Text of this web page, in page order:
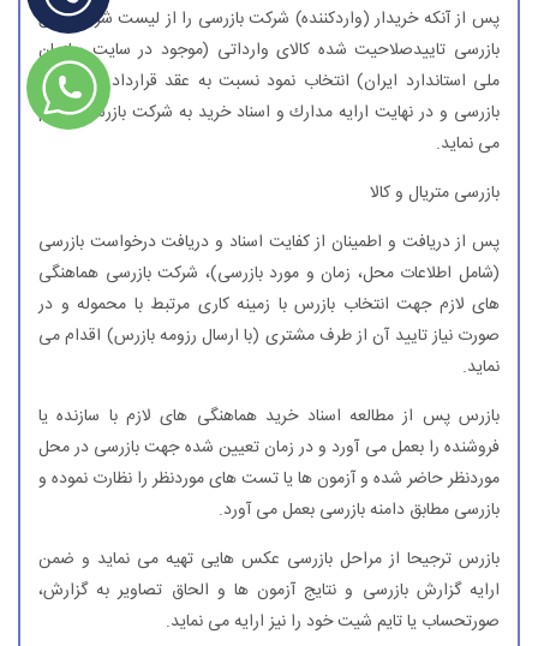
پس از آنكه خریدار (واردكننده) شركت بازرسی را از لیست شركت های
بازرسی تاییدصلاحیت شده كالای وارداتی (موجود در سایت سازمان
ملی استاندارد ایران) انتخاب نمود نسبت به عقد قرارداد و سفارش
بازرسی و در نهایت ارایه مدارك و اسناد خرید به شركت بازرسی اقدام
می نماید.
بازرسی متریال و كالا
پس از دریافت و اطمینان از كفایت اسناد و دریافت درخواست بازرسی
(شامل اطلاعات محل، زمان و مورد بازرسی)، شركت بازرسی هماهنگی
های لازم جهت انتخاب بازرس با زمینه كاری مرتبط با محموله و در
صورت نیاز تایید آن از طرف مشتری (با ارسال رزومه بازرس) اقدام می
نماید.
بازرس پس از مطالعه اسناد خرید هماهنگی های لازم با سازنده یا
فروشنده را بعمل می آورد و در زمان تعیین شده جهت بازرسی در محل
موردنظر حاضر شده و آزمون ها یا تست های موردنظر را نظارت نموده و
بازرسی مطابق دامنه بازرسی بعمل می آورد.
بازرس ترجیحا از مراحل بازرسی عكس هایی تهیه می نماید و ضمن
ارایه گزارش بازرسی و نتایج آزمون ها و الحاق تصاویر به گزارش،
صورتحساب یا تایم شیت خود را نیز ارایه می نماید.